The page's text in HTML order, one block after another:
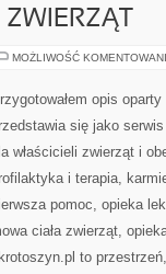
MOŻLIWOŚĆ
opis
się jako
właścicieli zwierząt i
i terapia,
pomoc, opieka
ciała zwierząt,
to